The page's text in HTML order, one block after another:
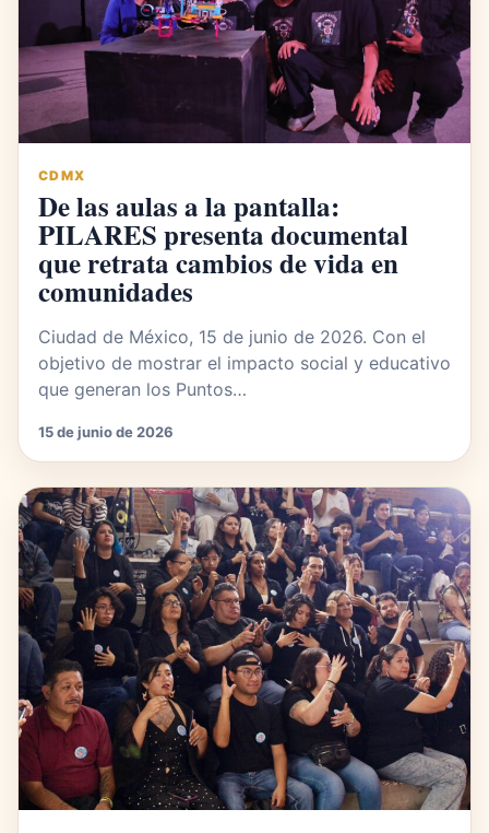
CDMX
De las aulas a la pantalla:
PILARES presenta documental
que retrata cambios de vida en
comunidades
Ciudad de México, 15 de junio de 2026. Con el
objetivo de mostrar el impacto social y educativo
que generan los Puntos…
15 de junio de 2026